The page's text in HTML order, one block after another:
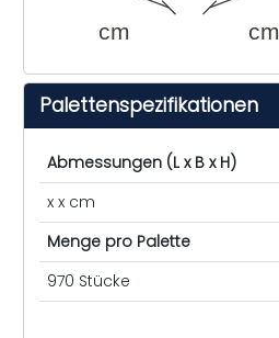
cm cm
Palettenspezifikationen
Abmessungen (L x B x H)
x x cm
Menge pro Palette
970 Stücke